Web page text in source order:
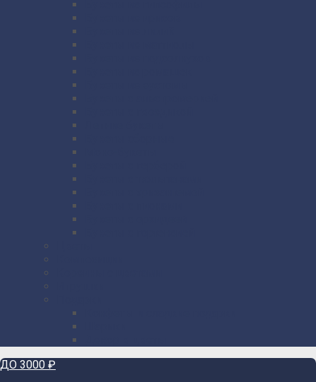
ДО 3000 ₽